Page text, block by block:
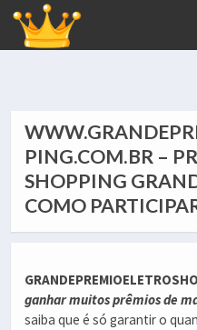
PING.COM.BR –
SHOPPING
COMO
ganhar muitos prêmios de
saiba que é só garantir o